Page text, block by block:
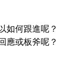
如何跟進呢？
應或板斧呢？